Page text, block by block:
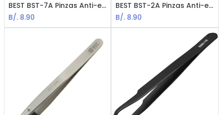
BEST BST-7A Pinzas Anti-estáticas Punta Fina Curvada - 125mm
B/. 8.90
BEST BST-2A Pinzas Anti-estáticas Punta Plana
B/. 8.90